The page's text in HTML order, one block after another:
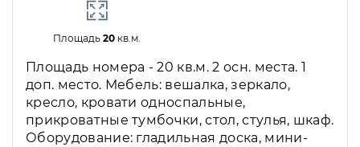
Площадь20 кв.м.
Площадь номера - 20 кв.м. 2 осн. места. 1
доп. место. Мебель: вешалка, зеркало,
кресло, кровати односпальные,
прикроватные тумбочки, стол, стулья, шкаф.
Оборудование: гладильная доска, мини-